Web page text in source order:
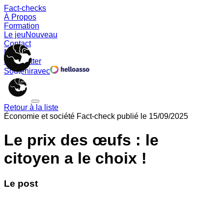
Fact-checks
À Propos
Formation
Le jeuNouveau
Contact
Memes
Newsletter
Souteniravec
Retour à la liste
Économie et société Fact-check publié le 15/09/2025
Le prix des œufs : le
citoyen a le choix !
Le post